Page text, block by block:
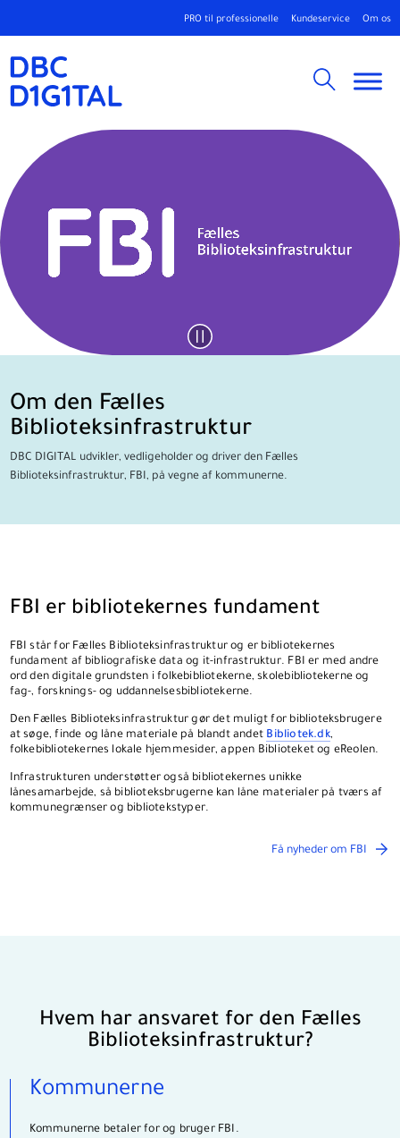
PRO til professionelle Kundeservice Om os
Om den Fælles
Biblioteksinfrastruktur
DBC DIGITAL udvikler, vedligeholder og driver den Fælles
Biblioteksinfrastruktur, FBI, på vegne af kommunerne.
FBI er bibliotekernes fundament
FBI står for Fælles Biblioteksinfrastruktur og er bibliotekernes
fundament af bibliografiske data og it-infrastruktur. FBI er med andre
ord den digitale grundsten i folkebibliotekerne, skolebibliotekerne og
fag-, forsknings- og uddannelsesbibliotekerne.
Den Fælles Biblioteksinfrastruktur gør det muligt for biblioteksbrugere
at søge, finde og låne materiale på blandt andet Bibliotek.dk,
folkebibliotekernes lokale hjemmesider, appen Biblioteket og eReolen.
Infrastrukturen understøtter også bibliotekernes unikke
lånesamarbejde, så biblioteksbrugerne kan låne materialer på tværs af
kommunegrænser og bibliotekstyper.
Få nyheder om FBI
Hvem har ansvaret for den Fælles
Biblioteksinfrastruktur?
Kommunerne
Kommunerne betaler for og bruger FBI.